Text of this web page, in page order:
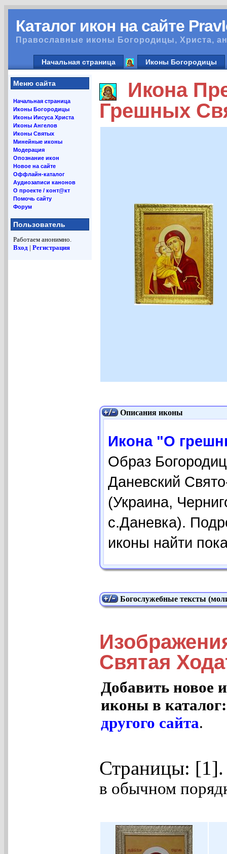
Каталог икон на сайте
Православные иконы Богородицы, Христа,
Начальная страница Иконы Богородицы
Меню сайта
Начальная страница
Иконы Богородицы
Иконы Иисуса Христа
Иконы Ангелов
Иконы Святых
Минейные иконы
Модерация
Опознание икон
Новое на сайте
Оффлайн-каталог
Аудиозаписи канонов
О проекте / конт@кт
Помочь сайту
Форум
Пользователь
Работаем анонимно.
Вход | Регистрация
Икона
Грешных
Описания иконы
Икона "О
Образ
Даневский
(Украина,
с.Даневка).
иконы найти
Богослужебные тексты
Святая
Добавить новое
иконы в
другого сайта.
Страницы:
в обычном